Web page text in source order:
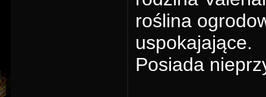
roślina
uspokajające.
Posiada